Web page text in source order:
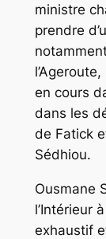
ministre
prendre
en cours
dans les
de Fatick
Sédhiou.
Ousmane
l’Intérieur
exhaustif